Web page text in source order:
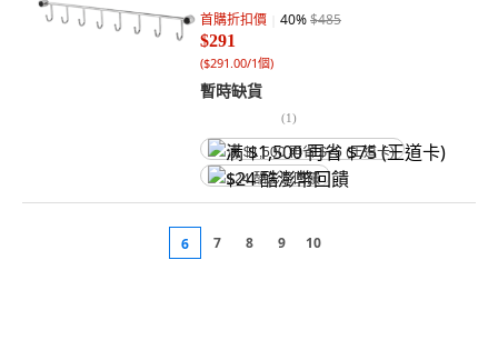
首購折扣價 40%$485
$291
($291.00/1個)
暫時缺貨
(1)
满 $1,500 再省 $75 (王道卡)
$24 酷澎幣回饋
6 7 8 9 10